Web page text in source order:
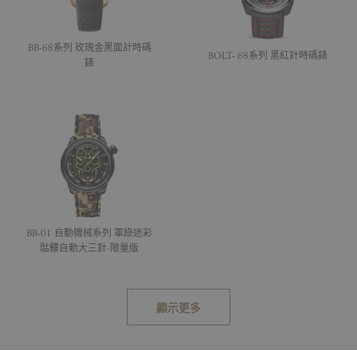
BB-68系列 玫瑰金黑面計時碼
錶
BOLT- 68系列 黑紅計時碼錶
BB-01 自動機械系列 軍綠迷彩
骷髏自動大三針-限量版
顯示更多